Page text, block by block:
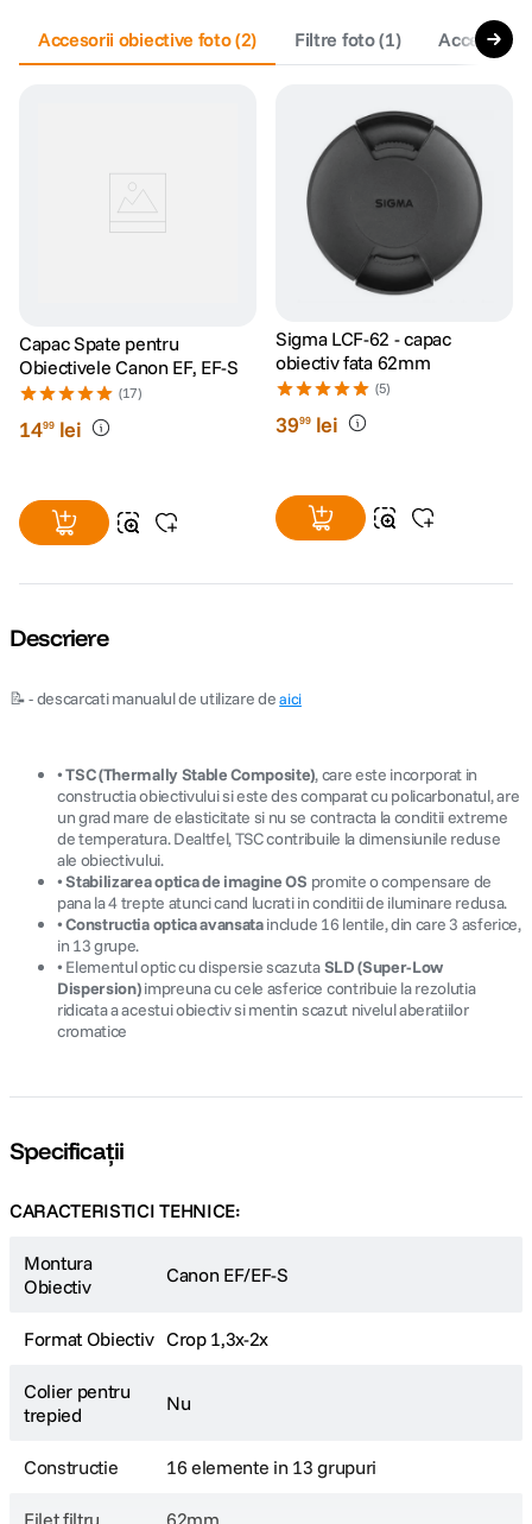
Accesorii obiective foto(2) Filtre foto(1) Accesorii
Capac Spate pentru
Obiectivele Canon EF, EF-S
(17)
1499 lei
Sigma LCF-62 - capac
obiectiv fata 62mm
(5)
3999 lei
Descriere
📝 - descarcati manualul de utilizare deaici
•TSC (Thermally Stable Composite), care este incorporat in
constructia obiectivului si este des comparat cu policarbonatul, are
un grad mare de elasticitate si nu se contracta la conditii extreme
de temperatura. Dealtfel, TSC contribuile la dimensiunile reduse
ale obiectivului.
•Stabilizarea optica de imagine OS promite o compensare de
pana la 4 trepte atunci cand lucrati in conditii de iluminare redusa.
•Constructia optica avansatainclude 16 lentile, din care 3 asferice,
in 13 grupe.
• Elementul optic cu dispersie scazutaSLD (Super-Low
Dispersion)impreuna cu cele asferice contribuie la rezolutia
ridicata a acestui obiectiv si mentin scazut nivelul aberatiilor
cromatice
Specificații
CARACTERISTICI TEHNICE:
Montura
Obiectiv
Canon EF/EF-S
Format Obiectiv Crop 1,3x-2x
Colier pentru
trepied
Nu
Constructie 16 elemente in 13 grupuri
Filet filtru 62mm